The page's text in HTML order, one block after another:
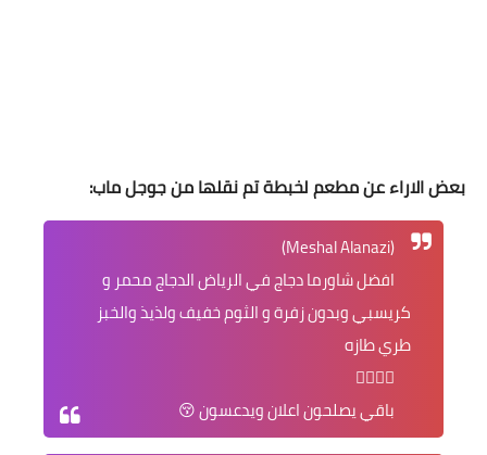
بعض الاراء عن مطعم لخبطة تم نقلها من جوجل ماب:
(Meshal Alanazi)
افضل شاورما دجاج في الرياض الدجاج محمر و
كريسبي وبدون زفرة و الثوم خفيف ولذيذ والخبز
طري طازه
👍🏻👍🏻
باقي يصلحون اعلان ويدعسون 😚